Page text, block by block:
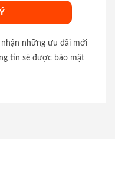
những ưu đãi mới
tin sẽ được bảo mật